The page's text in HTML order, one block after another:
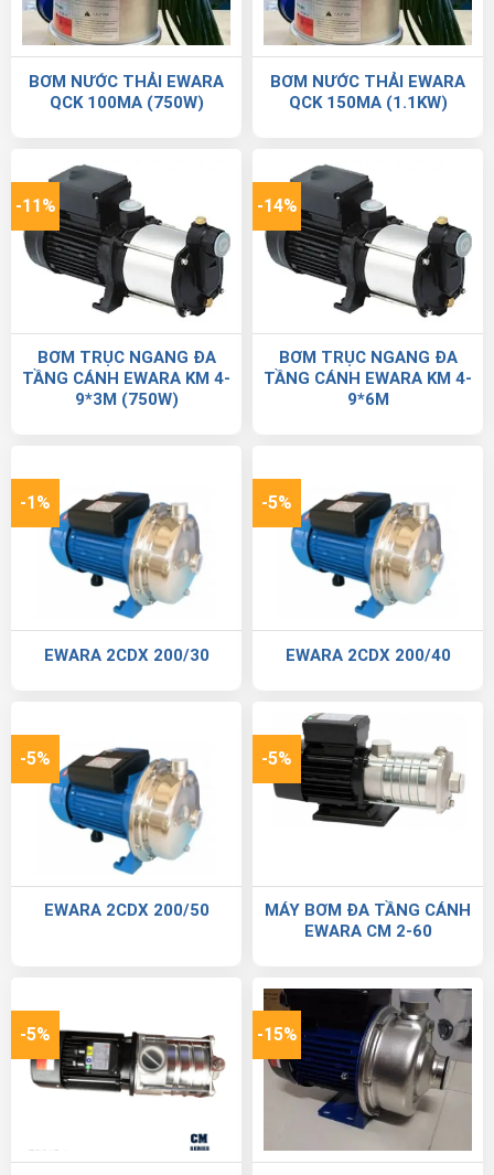
BƠM NƯỚC THẢI EWARA
QCK 100MA (750W)
BƠM NƯỚC THẢI EWARA
QCK 150MA (1.1KW)
-11%
BƠM TRỤC NGANG ĐA
TẦNG CÁNH EWARA KM 4-
9*3M (750W)
-14%
BƠM TRỤC NGANG ĐA
TẦNG CÁNH EWARA KM 4-
9*6M
-1%
EWARA 2CDX 200/30
-5%
EWARA 2CDX 200/40
-5%
EWARA 2CDX 200/50
-5%
MÁY BƠM ĐA TẦNG CÁNH
EWARA CM 2-60
-5% -15%